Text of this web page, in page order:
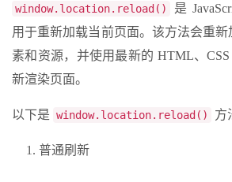
window.location.reload()
是
用于重新加载当前页面。该方法会重
素和资源，并使用最新的 HTML、CSS
新渲染页面。
以下是 window.location.reload() 方
普通刷新